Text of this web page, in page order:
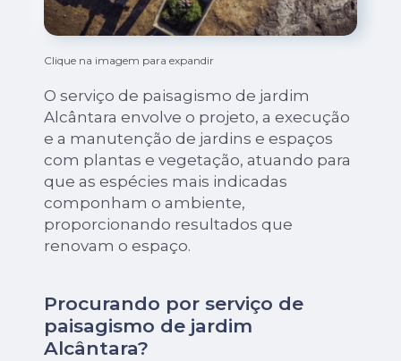
Clique na imagem para expandir
O serviço de paisagismo de jardim
Alcântara envolve o projeto, a execução
e a manutenção de jardins e espaços
com plantas e vegetação, atuando para
que as espécies mais indicadas
componham o ambiente,
proporcionando resultados que
renovam o espaço.
Procurando por serviço de
paisagismo de jardim
Alcântara?